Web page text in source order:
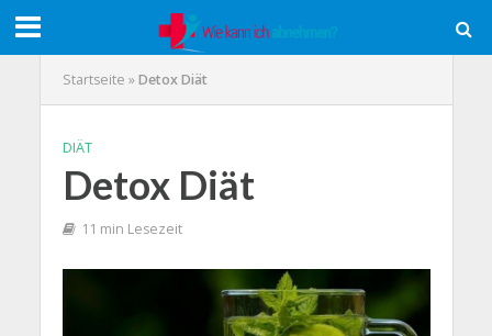
Startseite »Detox Diät
DIÄT
Detox Diät
11 min Lesezeit